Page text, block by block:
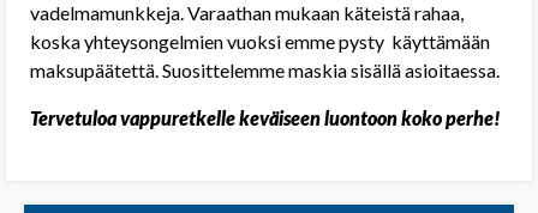
vadelmamunkkeja. Varaathan mukaan käteistä rahaa,
koska yhteysongelmien vuoksi emme pysty käyttämään
maksupäätettä. Suosittelemme maskia sisällä asioitaessa.
Tervetuloa vappuretkelle keväiseen luontoon koko perhe!